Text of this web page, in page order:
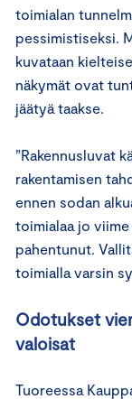
toimialan
pessimistiseksi.
kuvataan
näkymät ovat
jäätyä taakse.
”Rakennusluvat
rakentamisen
ennen sodan
toimialaa jo
pahentunut.
toimialla varsin
Odotukset
valoisat
Tuoreessa